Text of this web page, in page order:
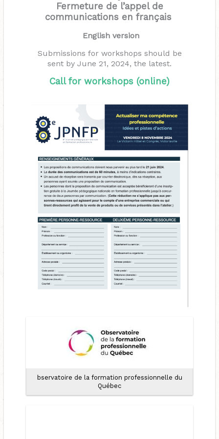
Fermeture de l’appel de
communications en français
English version
Submissions for workshops should be
sent by June 21, 2024, the latest.
Call for workshops (online)
bservatoire de la formation professionnelle du
Québec